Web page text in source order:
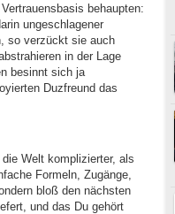
behaupten:
ungeschlagener
so verzückt sie auch
in der Lage
besinnt sich ja
Duzfreund das
Welt komplizierter, als
Formeln, Zugänge,
bloß den nächsten
und das Du gehört